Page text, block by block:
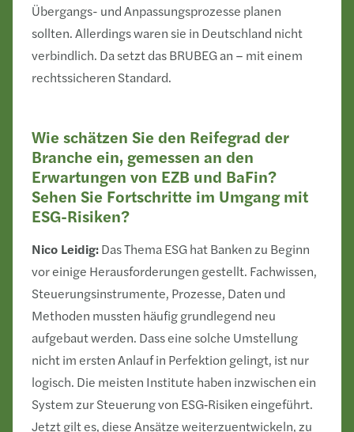
Übergangs- und Anpassungsprozesse planen
sollten. Allerdings waren sie in Deutschland nicht
verbindlich. Da setzt das BRUBEG an – mit einem
rechtssicheren Standard.
Wie schätzen Sie den Reifegrad der
Branche ein, gemessen an den
Erwartungen von EZB und BaFin?
Sehen Sie Fortschritte im Umgang mit
ESG-Risiken?
Nico Leidig:Das Thema ESG hat Banken zu Beginn
vor einige Herausforderungen gestellt. Fachwissen,
Steuerungsinstrumente, Prozesse, Daten und
Methoden mussten häufig grundlegend neu
aufgebaut werden. Dass eine solche Umstellung
nicht im ersten Anlauf in Perfektion gelingt, ist nur
logisch. Die meisten Institute haben inzwischen ein
System zur Steuerung von ESG‑Risiken eingeführt.
Jetzt gilt es, diese Ansätze weiterzuentwickeln, zu